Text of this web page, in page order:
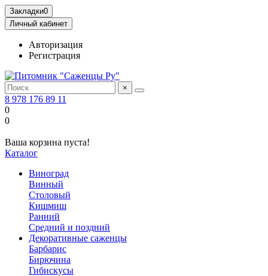
Закладки0
Личный кабинет
Авторизация
Регистрация
×
8 978 176 89 11
0
0
Ваша корзина пуста!
Каталог
Виноград
Винный
Столовый
Кишмиш
Ранний
Средний и поздний
Декоративные саженцы
Барбарис
Бирючина
Гибискусы